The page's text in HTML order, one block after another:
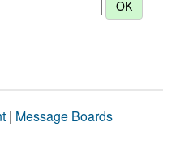
| Message Boards